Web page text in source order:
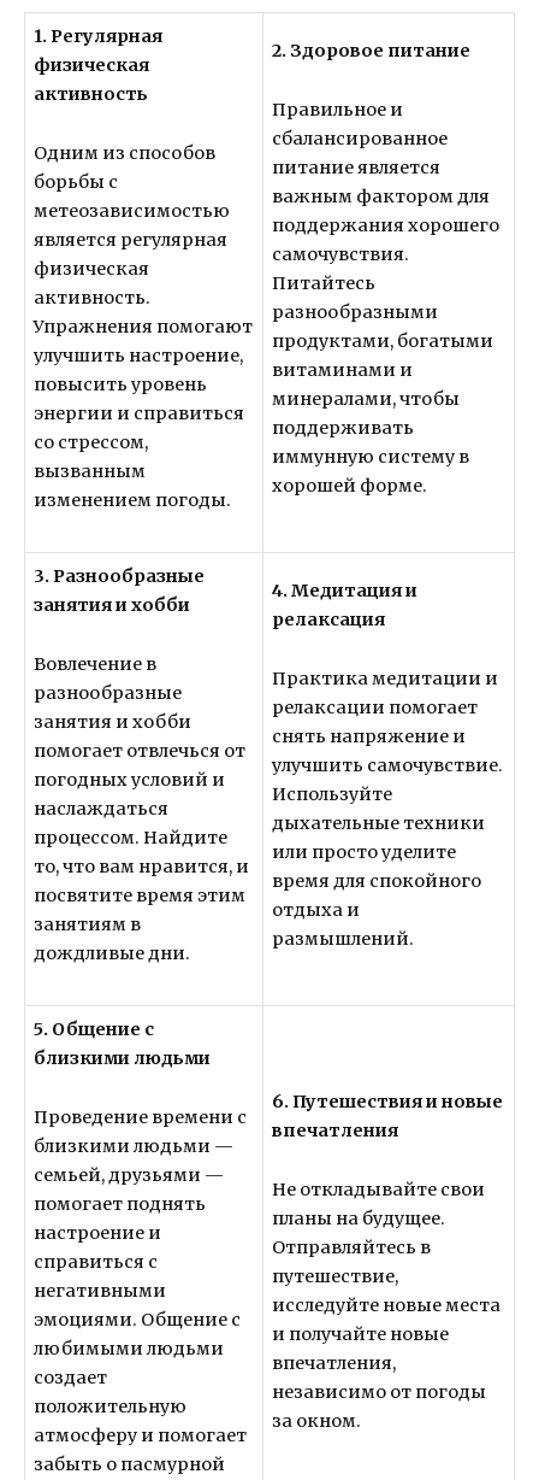
1. Регулярная
физическая
активность
Одним из способов
борьбы с
метеозависимостью
является регулярная
физическая
активность.
Упражнения помогают
улучшить настроение,
повысить уровень
энергии и справиться
со стрессом,
вызванным
изменением погоды.
2. Здоровое питание
Правильное и
сбалансированное
питание является
важным фактором для
поддержания хорошего
самочувствия.
Питайтесь
разнообразными
продуктами, богатыми
витаминами и
минералами, чтобы
поддерживать
иммунную систему в
хорошей форме.
3. Разнообразные
занятия и хобби
Вовлечение в
разнообразные
занятия и хобби
помогает отвлечься от
погодных условий и
наслаждаться
процессом. Найдите
то, что вам нравится, и
посвятите время этим
занятиям в
дождливые дни.
4. Медитация и
релаксация
Практика медитации и
релаксации помогает
снять напряжение и
улучшить самочувствие.
Используйте
дыхательные техники
или просто уделите
время для спокойного
отдыха и
размышлений.
5. Общение с
близкими людьми
Проведение времени с
близкими людьми —
семьей, друзьями —
помогает поднять
настроение и
справиться с
негативными
эмоциями. Общение с
любимыми людьми
создает
положительную
атмосферу и помогает
забыть о пасмурной
6. Путешествия и новые
впечатления
Не откладывайте свои
планы на будущее.
Отправляйтесь в
путешествие,
исследуйте новые места
и получайте новые
впечатления,
независимо от погоды
за окном.